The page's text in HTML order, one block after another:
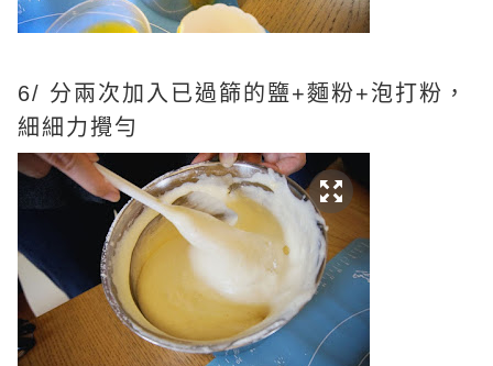
6/ 分兩次加入已過篩的鹽+麵粉+泡打粉，
細細力攪勻